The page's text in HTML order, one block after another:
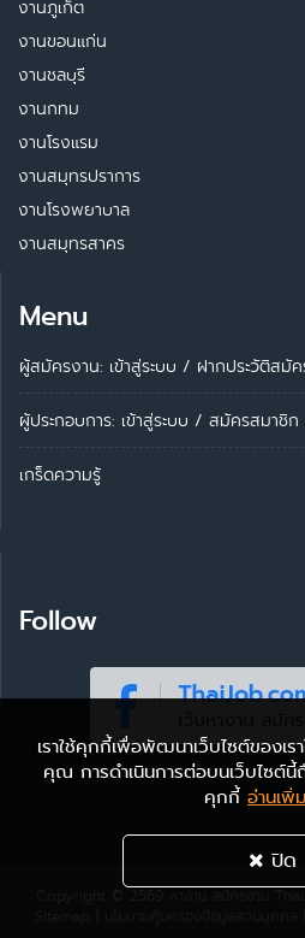
งานภูเก็ต
งานขอนแก่น
งานชลบุรี
งานกทม
งานโรงแรม
งานสมุทรปราการ
งานโรงพยาบาล
งานสมุทรสาคร
Menu
ผู้สมัครงาน: เข้าสู่ระบบ / ฝากประวัติสมั
ผู้ประกอบการ: เข้าสู่ระบบ / สมัครสมาชิก
เกร็ดความรู้
Follow
เราใช้คุกกี้เพื่อพัฒนาเว็บไซต์ของเร
คุณ การดำเนินการต่อบนเว็บไซต์
คุกกี้ อ่านเพิ่
ปิด